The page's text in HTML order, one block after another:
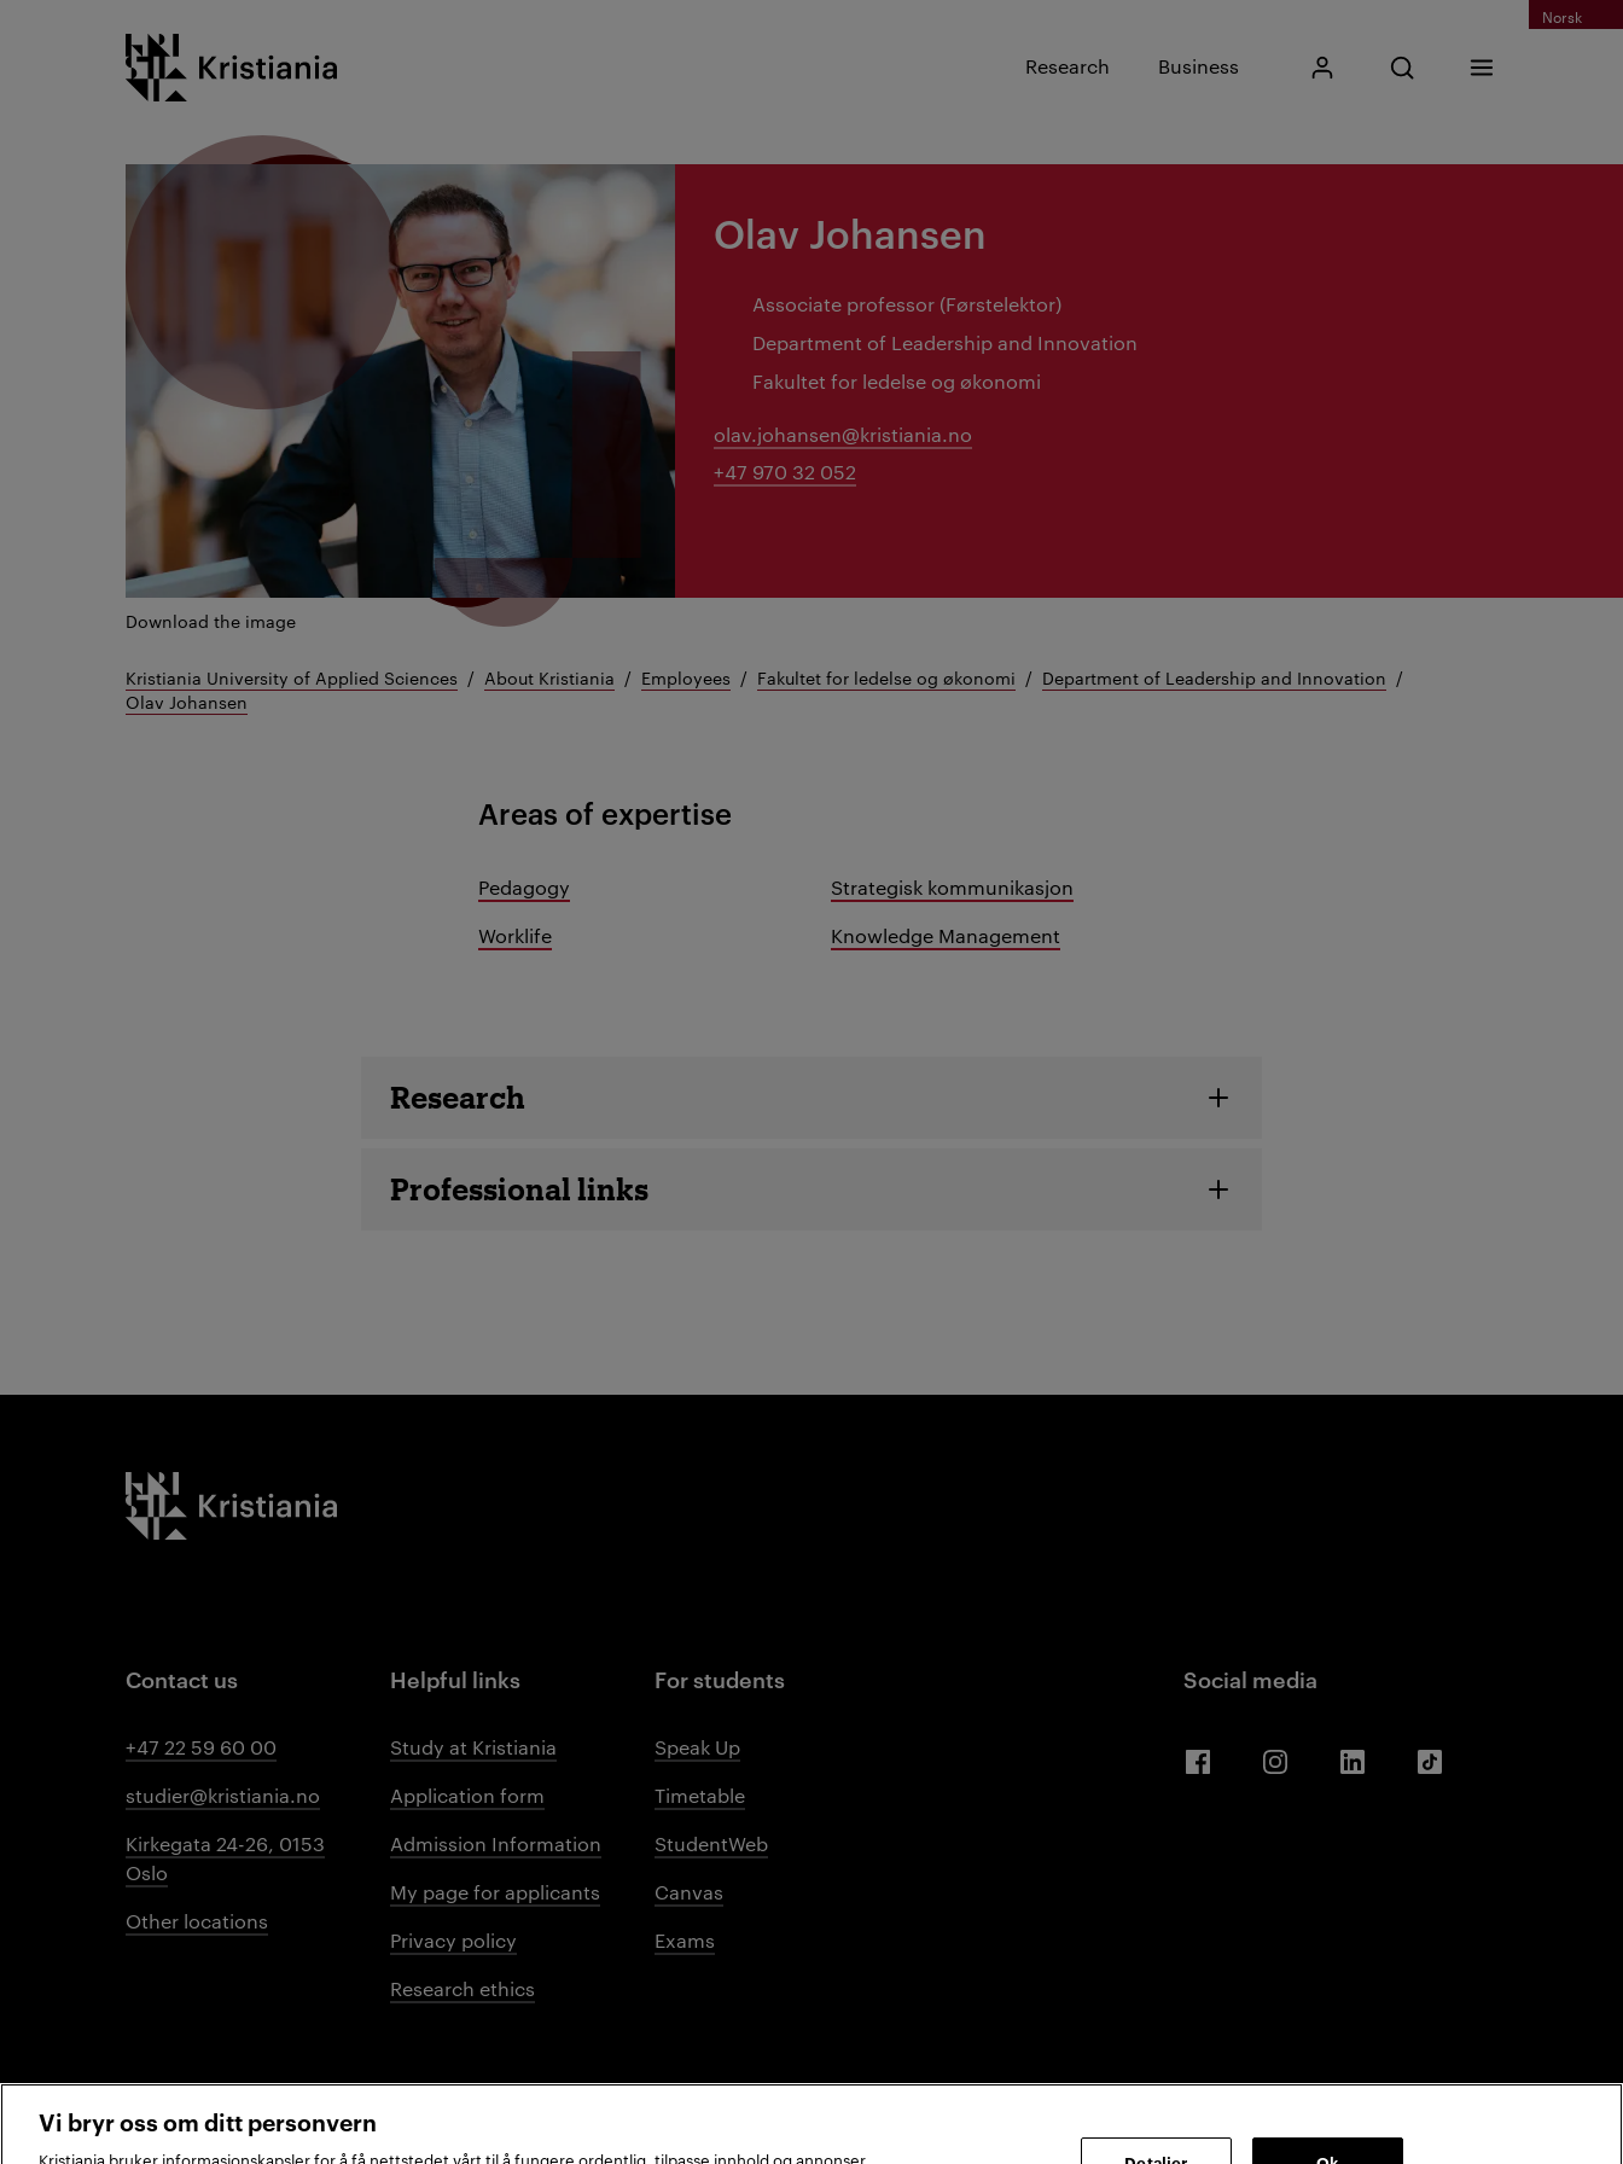
Norsk
Kristiania logo
Research Business My KristianiaOpen search
Input search phrase
Search
Menu
Download the image
Olav Johansen
Associate professor (Førstelektor)
Department of Leadership and Innovation
Fakultet for ledelse og økonomi
olav.johansen@kristiania.no
+47 970 32 052
Kristiania University of Applied Sciences About Kristiania Employees Fakultet for ledelse og økonomi
Department of Leadership and Innovation
Olav Johansen
Areas of expertise
Pedagogy
Strategisk kommunikasjon
Worklife
Knowledge Management
Employee details
Research
Professional links
Kristiania logo
Contact us
+47 22 59 60 00
studier@kristiania.no
Kirkegata 24-26, 0153
Oslo
Other locations
Helpful links
Study at Kristiania
Application form
Admission Information
My page for applicants
Privacy policy
Research ethics
For students
Speak Up
Timetable
StudentWeb
Canvas
Exams
Social media
Vi bryr oss om ditt personvern
Kristiania bruker informasjonskapsler for å få nettstedet vårt til å fungere ordentlig, tilpasse innhold og annonser,